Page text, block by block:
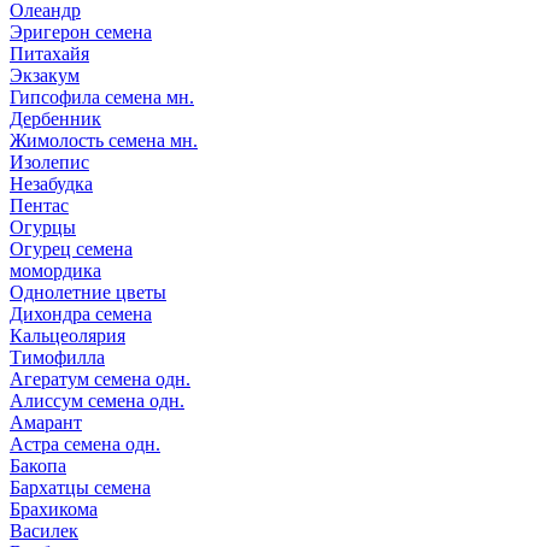
Олеандр
Эригерон семена
Питахайя
Экзакум
Гипсофила семена мн.
Дербенник
Жимолость семена мн.
Изолепис
Незабудка
Пентас
Огурцы
Огурец семена
момордика
Однолетние цветы
Дихондра семена
Кальцеолярия
Тимофилла
Агератум семена одн.
Алиссум семена одн.
Амарант
Астра семена одн.
Бакопа
Бархатцы семена
Брахикома
Василек